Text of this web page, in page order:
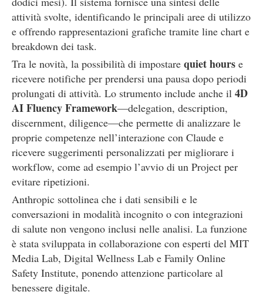
attività svolte, identificando le principali aree di utilizzo
e offrendo rappresentazioni grafiche tramite line chart e
breakdown dei task.
Tra le novità, la possibilità di impostare quiet hours e
ricevere notifiche per prendersi una pausa dopo periodi
prolungati di attività. Lo strumento include anche il 4D
AI Fluency Framework—delegation, description,
discernment, diligence—che permette di analizzare le
proprie competenze nell’interazione con Claude e
ricevere suggerimenti personalizzati per migliorare i
workflow, come ad esempio l’avvio di un Project per
evitare ripetizioni.
Anthropic sottolinea che i dati sensibili e le
conversazioni in modalità incognito o con integrazioni
di salute non vengono inclusi nelle analisi. La funzione
è stata sviluppata in collaborazione con esperti del MIT
Media Lab, Digital Wellness Lab e Family Online
Safety Institute, ponendo attenzione particolare al
benessere digitale.